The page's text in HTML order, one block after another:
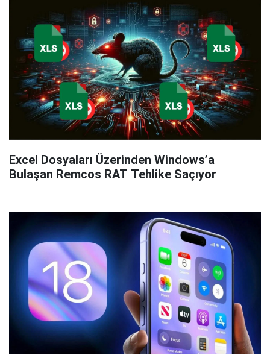
Excel Dosyaları Üzerinden Windows’a
Bulaşan Remcos RAT Tehlike Saçıyor